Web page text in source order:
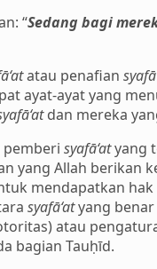
“Sedang bagi
atau penafian
ayat-ayat yang
dan mereka
syafā‘atyang
yang Allah berikan
mendapatkan hak
syafā‘atyang
atau
bagian Tauḥīd.